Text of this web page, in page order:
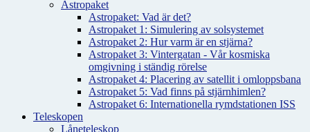
Astropaket
Astropaket: Vad är det?
Astropaket 1: Simulering av solsystemet
Astropaket 2: Hur varm är en stjärna?
Astropaket 3: Vintergatan - Vår kosmiska
omgivning i ständig rörelse
Astropaket 4: Placering av satellit i omloppsbana
Astropaket 5: Vad finns på stjärnhimlen?
Astropaket 6: Internationella rymdstationen ISS
Teleskopen
Låneteleskop